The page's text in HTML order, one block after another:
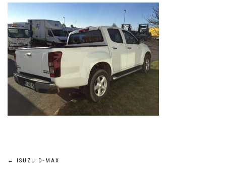
Navigation
← ISUZU D-MAX